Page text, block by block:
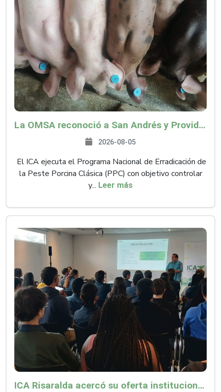
La OMSA reconoció a San Andrés y Providencia como zona libre de Peste Porcina Clásica (PPC)
2026-08-05
El ICA ejecuta el Programa Nacional de Erradicación de
la Peste Porcina Clásica (PPC) con objetivo controlar
y... Leer más
ICA Risaralda acercó su oferta institucional a productores y emprendedores en Expocamello